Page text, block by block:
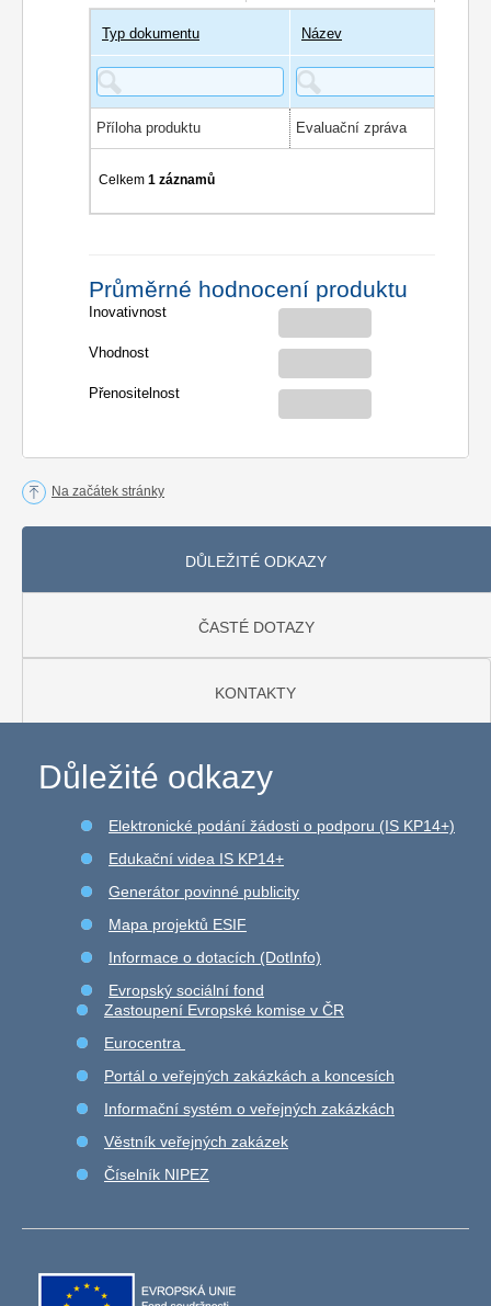
Typ dokumentu Název
Příloha produktu Evaluační zpráva
Celkem1 záznamů
Průměrné hodnocení produktu
Inovativnost
Vhodnost
Přenositelnost
Na začátek stránky
DŮLEŽITÉ ODKAZY
ČASTÉ DOTAZY
KONTAKTY
Důležité odkazy
Elektronické podání žádosti o podporu (IS KP14+)
Edukační videa IS KP14+
Generátor povinné publicity
Mapa projektů ESIF
Informace o dotacích (DotInfo)
Evropský sociální fond
Zastoupení Evropské komise v ČR
Eurocentra
Portál o veřejných zakázkách a koncesích
Informační systém o veřejných zakázkách
Věstník veřejných zakázek
Číselník NIPEZ